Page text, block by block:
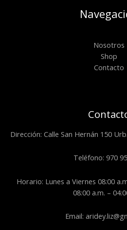
Nosotros
Shop
Contacto
Dirección: Calle San Hernán 150
Teléfono: 970
Horario: Lunes a Viernes 08:00
08:00 a.m. –
Email: